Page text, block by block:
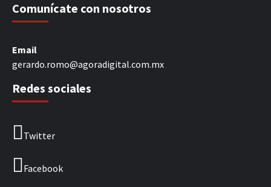
Comunícate con nosotros
Email
gerardo.romo@agoradigital.com.mx
Redes sociales
Twitter
Facebook